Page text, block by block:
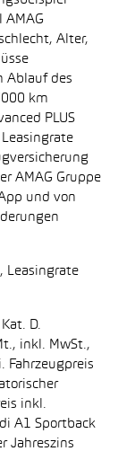
AMAG
Alter,
Ablauf des
km
PLUS
AMAG Gruppe
und von
Leasingrate
D.
inkl. MwSt.,
Fahrzeugpreis
inkl.
A1 Sportback
Jahreszins